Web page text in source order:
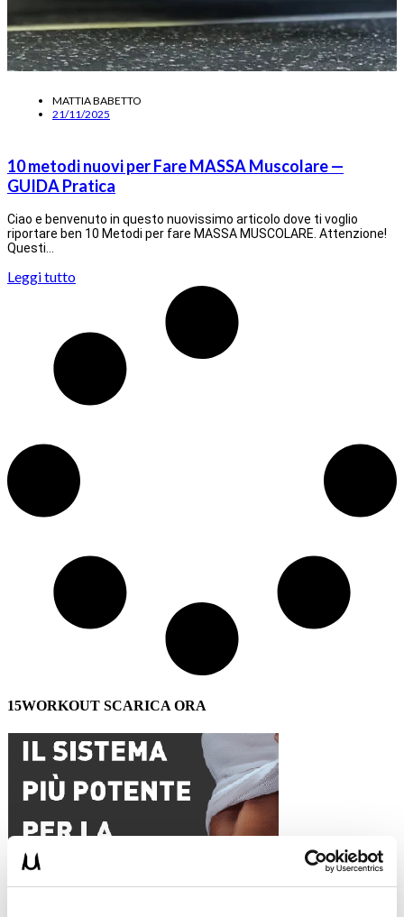
MATTIA BABETTO
21/11/2025
10 metodi nuovi per Fare MASSA Muscolare —
GUIDA Pratica
Ciao e benvenuto in questo nuovissimo articolo dove ti voglio
riportare ben 10 Metodi per fare MASSA MUSCOLARE. Attenzione!
Questi…
Leggi tutto
15WORKOUT SCARICA ORA